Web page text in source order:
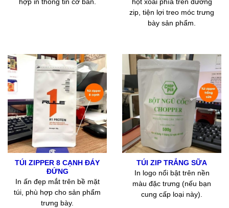
hợp in thông tin cơ bản.
hột xoài phía trên đường
zip, tiện lợi treo móc trưng
bày sản phẩm.
TÚI ZIPPER 8 CẠNH ĐÁY
ĐỨNG
In ấn đẹp mắt trên bề mặt
túi, phù hợp cho sản phẩm
trưng bày.
TÚI ZIP TRẮNG SỮA
In logo nổi bật trên nền
màu đặc trưng (nếu bạn
cung cấp loại này).